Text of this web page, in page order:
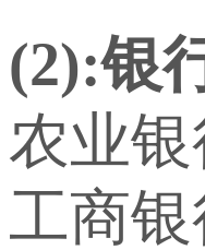
(2):银
农业银
工商银